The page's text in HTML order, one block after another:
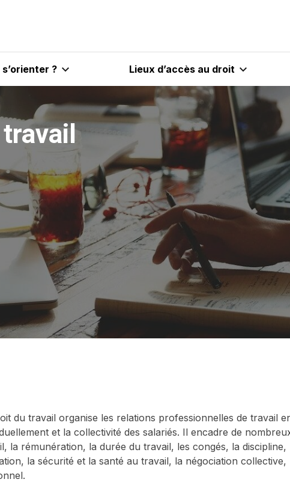
? Lieux d’accès au droit
du travail organise les relations professionnelles de travail
et la collectivité des salariés. Il encadre de
la rémunération, la durée du travail, les congés, la discipline,
la sécurité et la santé au travail, la négociation